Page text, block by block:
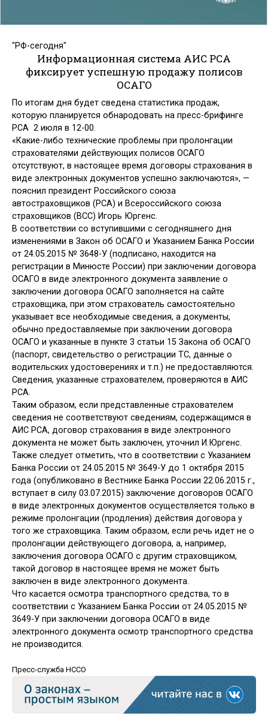
"РФ-сегодня"
Информационная система АИС РСА
фиксирует успешную продажу полисов
ОСАГО
По итогам дня будет сведена статистика продаж,
которую планируется обнародовать на пресс-брифинге
РСА 2 июля в 12-00.
«Какие-либо технические проблемы при пролонгации
страхователями действующих полисов ОСАГО
отсутствуют, в настоящее время договоры страхования в
виде электронных документов успешно заключаются», —
пояснил президент Российского союза
автостраховщиков (РСА) и Всероссийского союза
страховщиков (ВСС) Игорь Юргенс.
В соответствии со вступившими с сегодняшнего дня
изменениями в Закон об ОСАГО и Указанием Банка России
от 24.05.2015 № 3648-У (подписано, находится на
регистрации в Минюсте России) при заключении договора
ОСАГО в виде электронного документа заявление о
заключении договора ОСАГО заполняется на сайте
страховщика, при этом страхователь самостоятельно
указывает все необходимые сведения, а документы,
обычно предоставляемые при заключении договора
ОСАГО и указанные в пункте 3 статьи 15 Закона об ОСАГО
(паспорт, свидетельство о регистрации ТС, данные о
водительских удостоверениях и т.п.) не предоставляются.
Сведения, указанные страхователем, проверяются в АИС
РСА.
Таким образом, если представленные страхователем
сведения не соответствуют сведениям, содержащимся в
АИС РСА, договор страхования в виде электронного
документа не может быть заключен, уточнил И.Юргенс.
Также следует отметить, что в соответствии с Указанием
Банка России от 24.05.2015 № 3649-У до 1 октября 2015
года (опубликовано в Вестнике Банка России 22.06.2015 г.,
вступает в силу 03.07.2015) заключение договоров ОСАГО
в виде электронных документов осуществляется только в
режиме пролонгации (продления) действия договора у
того же страховщика. Таким образом, если речь идет не о
пролонгации действующего договора, а, например,
заключения договора ОСАГО с другим страховщиком,
такой договор в настоящее время не может быть
заключен в виде электронного документа.
Что касается осмотра транспортного средства, то в
соответствии с Указанием Банка России от 24.05.2015 №
3649-У при заключении договора ОСАГО в виде
электронного документа осмотр транспортного средства
не производится.
Пресс-служба НССО